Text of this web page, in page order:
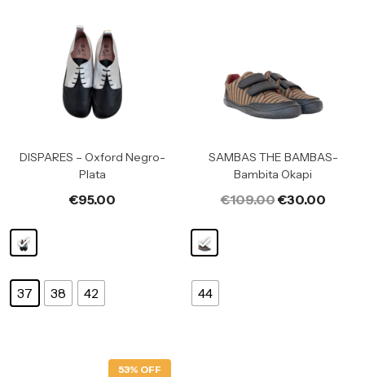
DISPARES – Oxford Negro-
Plata
€95.00
37 38 42
SAMBAS THE BAMBAS-
Bambita Okapi
€109.00€30.00
44
53% OFF